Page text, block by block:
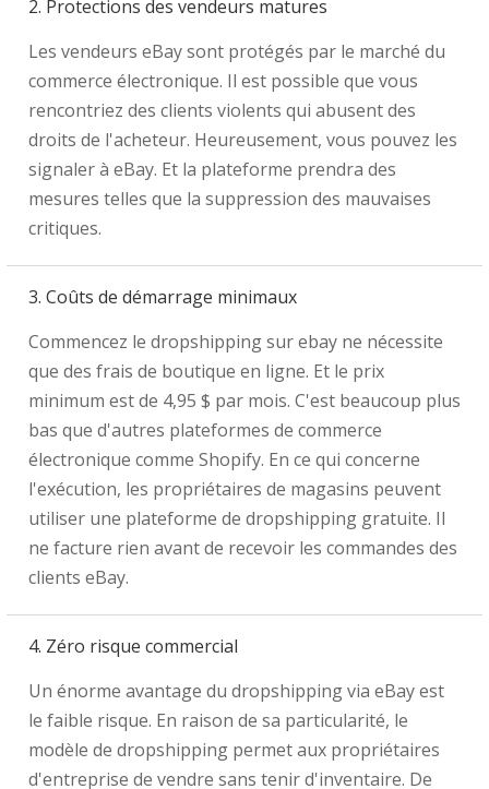
2. Protections des vendeurs matures
Les vendeurs eBay sont protégés par le marché du
commerce électronique. Il est possible que vous
rencontriez des clients violents qui abusent des
droits de l'acheteur. Heureusement, vous pouvez les
signaler à eBay. Et la plateforme prendra des
mesures telles que la suppression des mauvaises
critiques.
3. Coûts de démarrage minimaux
Commencez le dropshipping sur ebay ne nécessite
que des frais de boutique en ligne. Et le prix
minimum est de 4,95 $ par mois. C'est beaucoup plus
bas que d'autres plateformes de commerce
électronique comme Shopify. En ce qui concerne
l'exécution, les propriétaires de magasins peuvent
utiliser une plateforme de dropshipping gratuite. Il
ne facture rien avant de recevoir les commandes des
clients eBay.
4. Zéro risque commercial
Un énorme avantage du dropshipping via eBay est
le faible risque. En raison de sa particularité, le
modèle de dropshipping permet aux propriétaires
d'entreprise de vendre sans tenir d'inventaire. De